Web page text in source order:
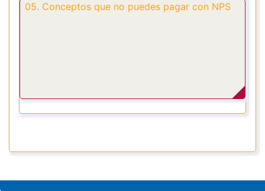
05. Conceptos que no puedes pagar con NPS